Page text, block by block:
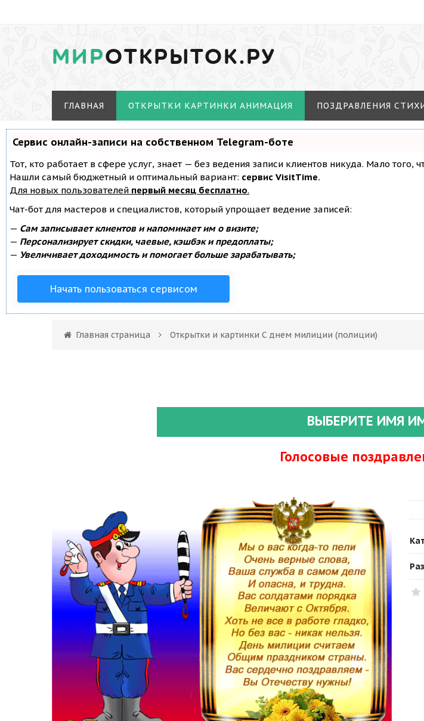
МИРОТКРЫТОК.РУ
ГЛАВНАЯ ОТКРЫТКИ КАРТИНКИ АНИМАЦИЯ ПОЗДРАВЛЕНИЯ
Сервис онлайн-записи на собственном Telegram-боте
Тот, кто работает в сфере услуг, знает — без ведения записи клиентов никуда. Мало
Нашли самый бюджетный и оптимальный вариант: сервис VisitTime.
Для новых пользователей первый месяц бесплатно.
Чат-бот для мастеров и специалистов, который упрощает ведение записей:
— Сам записывает клиентов и напоминает им о визите;
— Персонализирует скидки, чаевые, кэшбэк и предоплаты;
— Увеличивает доходимость и помогает больше зарабатывать;
Начать пользоваться сервисом
Главная страница Открытки и картинки С днем милиции (полиции)
ВЫБЕРИТЕ ИМЯ
Голосовые